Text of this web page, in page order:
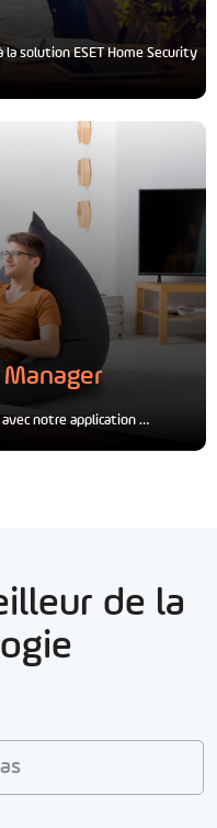
la solution ESET Home Security
notre application …
de la